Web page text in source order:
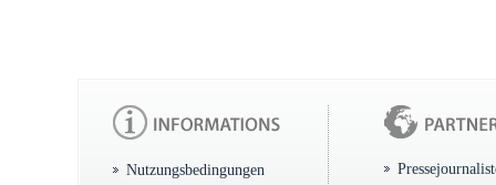
Nutzungsbedingungen